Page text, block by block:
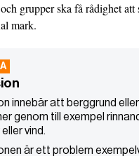
grupper ska få rådighet att
mark.
innebär att berggrund
genom till exempel
vind.
är ett problem